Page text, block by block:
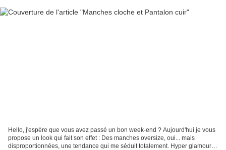
Hello, j'espère que vous avez passé un bon week-end ? Aujourd'hui je vous
propose un look qui fait son effet : Des manches oversize, oui... mais
disproportionnées, une tendance qui me séduit totalement. Hyper glamour et